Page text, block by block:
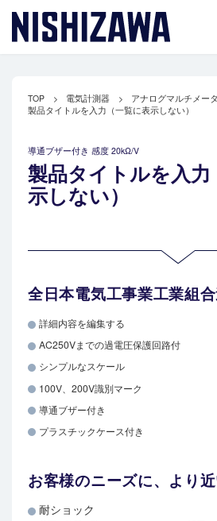
TOP 電気計測器
アナログマルチメータ
製品タイトルを入力（一覧に表示しない）
導通ブザー付き 感度 20kΩ/V
製品タイトルを入
示しない）
全日本電気工事業工業組
詳細内容を編集する
AC250Vまでの過電圧保護回路付
シンプルなスケール
100V、200V識別マーク
導通ブザー付き
プラスチックケース付き
お客様のニーズに、より
耐ショック